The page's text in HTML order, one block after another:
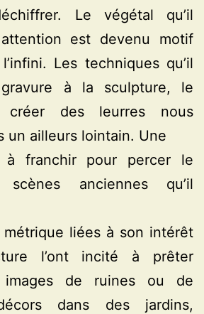
Le végétal qu’il
est devenu motif
Les techniques qu’il
à la sculpture, le
créer des leurres nous
un ailleurs lointain. Une
à franchir pour percer le
anciennes qu’il
liées à son intérêt
l’ont incité à prêter
images de ruines ou de
dans des jardins,